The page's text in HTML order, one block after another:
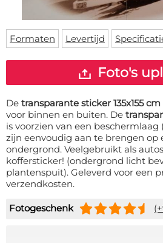
Vloermat
Skateboard deck
Levertijden
Inloggen
WhatsApp
Formaten Levertijd
Foto's
De transparante sticker 135x155 cm
voor binnen en buiten. De
is voorzien van een beschermlaag
zijn eenvoudig aan te brengen op
ondergrond. Veelgebruikt als
koffersticker! (ondergrond licht
plantenspuit). Geleverd voor een
verzendkosten.
Fotogeschenk